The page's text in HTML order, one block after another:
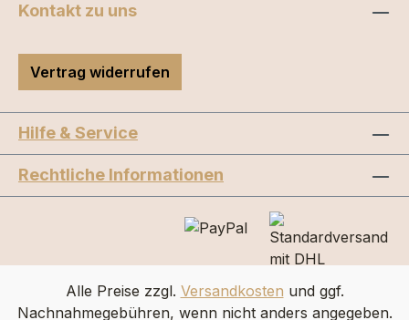
Kontakt zu uns
Vertrag widerrufen
Hilfe & Service
Rechtliche Informationen
Alle Preise zzgl. Versandkosten und ggf.
Nachnahmegebühren, wenn nicht anders angegeben.